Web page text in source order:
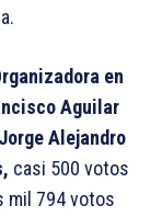
en
Aguilar
Alejandro
casi 500 votos
mil 794 votos